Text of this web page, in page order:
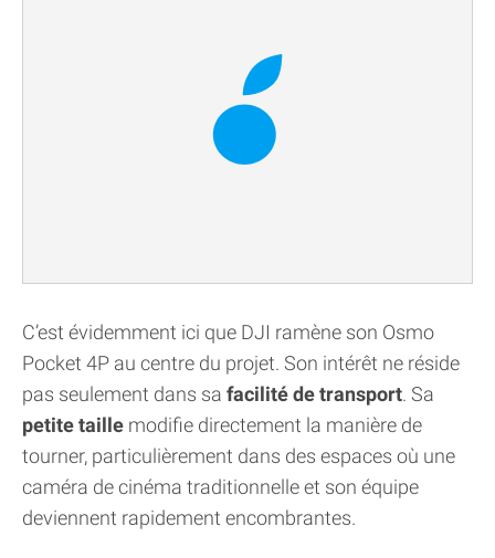
C’est évidemment ici que DJI ramène son Osmo
Pocket 4P au centre du projet. Son intérêt ne réside
pas seulement dans sa facilité de transport. Sa
petite taille modifie directement la manière de
tourner, particulièrement dans des espaces où une
caméra de cinéma traditionnelle et son équipe
deviennent rapidement encombrantes.